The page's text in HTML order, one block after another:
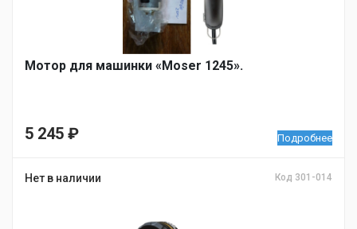
Мотор для машинки «Moser 1245».
5 245 ₽ Подробнее
Нет в наличии Код 301-014